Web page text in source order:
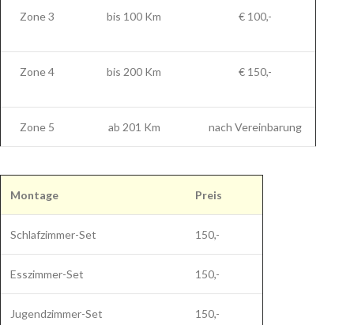
Zone 3 bis 100 Km € 100,-
Zone 4 bis 200 Km € 150,-
Zone 5 ab 201 Km nach Vereinbarung
Montage Preis
Schlafzimmer-Set 150,-
Esszimmer-Set 150,-
Jugendzimmer-Set 150,-